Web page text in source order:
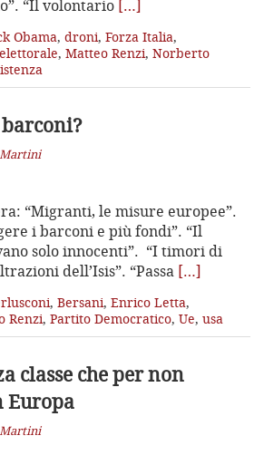
“Il volontario […]
Obama, droni, Forza Italia,
, Matteo Renzi, Norberto
“Migranti, le misure europee”.
i barconi e più fondi”. “Il
solo innocenti”. “I timori di
dell’Isis”. “Passa […]
, Bersani, Enrico Letta,
Renzi, Partito Democratico, Ue, usa
classe che per non
Europa